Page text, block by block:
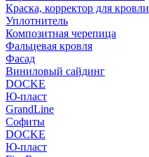
Краска, корректор для кровли
Уплотнитель
Композитная черепица
Фальцевая кровля
Фасад
Виниловый сайдинг
DOCKE
Ю-пласт
GrandLine
Софиты
DOCKE
Ю-пласт